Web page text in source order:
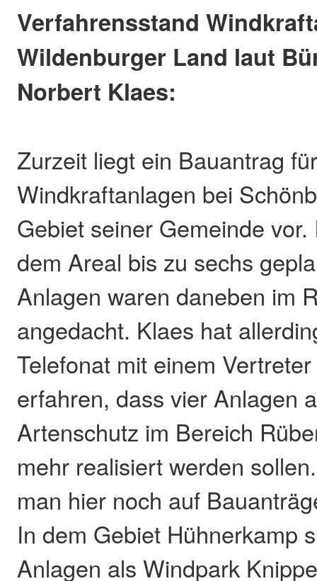
Verfahrensstand
Wildenburger Land laut
Norbert Klaes:
Zurzeit liegt ein Bauantrag
Windkraftanlagen bei
Gebiet seiner Gemeinde
dem Areal bis zu sechs
Anlagen waren daneben im
angedacht. Klaes hat
Telefonat mit einem
erfahren, dass vier Anlagen
Artenschutz im Bereich
mehr realisiert werden
man hier noch auf
In dem Gebiet Hühnerkamp
Anlagen als Windpark